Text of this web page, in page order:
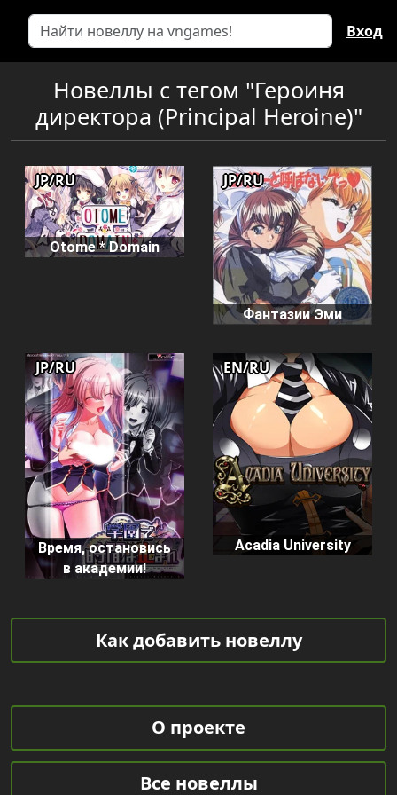
Вход
Новеллы с тегом "Героиня
директора (Principal Heroine)"
Otome * Domain
JP/RU
Фантазии Эми
JP/RU
Время, остановись
в академии!
JP/RU
Acadia University
EN/RU
Как добавить новеллу
О проекте
Все новеллы